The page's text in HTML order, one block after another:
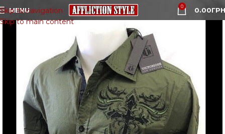
Skip to navigation
Skip to main content
MENU 0 0.00